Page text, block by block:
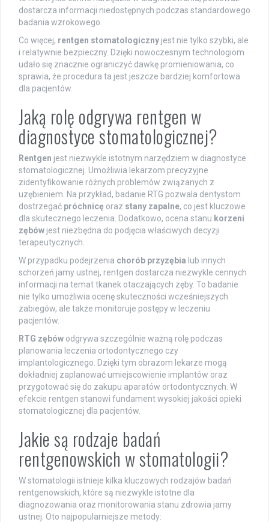
dostarcza informacji niedostępnych podczas standardowego
badania wzrokowego.
Co więcej, rentgen stomatologiczny jest nie tylko szybki, ale
i relatywnie bezpieczny. Dzięki nowoczesnym technologiom
udało się znacznie ograniczyć dawkę promieniowania, co
sprawia, że procedura ta jest jeszcze bardziej komfortowa
dla pacjentów.
Jaką rolę odgrywa rentgen w
diagnostyce stomatologicznej?
Rentgen jest niezwykle istotnym narzędziem w diagnostyce
stomatologicznej. Umożliwia lekarzom precyzyjne
zidentyfikowanie różnych problemów związanych z
uzębieniem. Na przykład, badanie RTG pozwala dentystom
dostrzegać próchnicę oraz stany zapalne, co jest kluczowe
dla skutecznego leczenia. Dodatkowo, ocena stanu korzeni
zębów jest niezbędna do podjęcia właściwych decyzji
terapeutycznych.
W przypadku podejrzenia chorób przyzębia lub innych
schorzeń jamy ustnej, rentgen dostarcza niezwykle cennych
informacji na temat tkanek otaczających zęby. To badanie
nie tylko umożliwia ocenę skuteczności wcześniejszych
zabiegów, ale także monitoruje postępy w leczeniu
pacjentów.
RTG zębów odgrywa szczególnie ważną rolę podczas
planowania leczenia ortodontycznego czy
implantologicznego. Dzięki tym obrazom lekarze mogą
dokładniej zaplanować umiejscowienie implantów oraz
przygotować się do zakupu aparatów ortodontycznych. W
efekcie rentgen stanowi fundament wysokiej jakości opieki
stomatologicznej dla pacjentów.
Jakie są rodzaje badań
rentgenowskich w stomatologii?
W stomatologii istnieje kilka kluczowych rodzajów badań
rentgenowskich, które są niezwykle istotne dla
diagnozowania oraz monitorowania stanu zdrowia jamy
ustnej. Oto najpopularniejsze metody: